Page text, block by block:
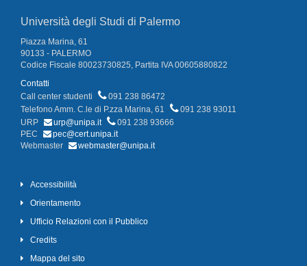
Università degli Studi di Palermo
Piazza Marina, 61
90133 - PALERMO
Codice Fiscale 80023730825, Partita IVA 00605880822
Contatti
Call center studenti
091 238 86472
Telefono Amm. C.le di P.zza Marina, 61
091 238 93011
URP
urp@unipa.it
091 238 93666
PEC
pec@cert.unipa.it
Webmaster
webmaster@unipa.it
Accessibilità
Orientamento
Ufficio Relazioni con il Pubblico
Credits
Mappa del sito